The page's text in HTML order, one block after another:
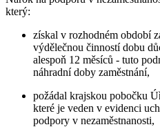
který:
získal v rozhodném období
výdělečnou činností dobu
alespoň 12 měsíců - tuto
náhradní doby zaměstnání,
požádal krajskou pobočku
které je veden v evidenci
podpory v nezaměstnanosti,